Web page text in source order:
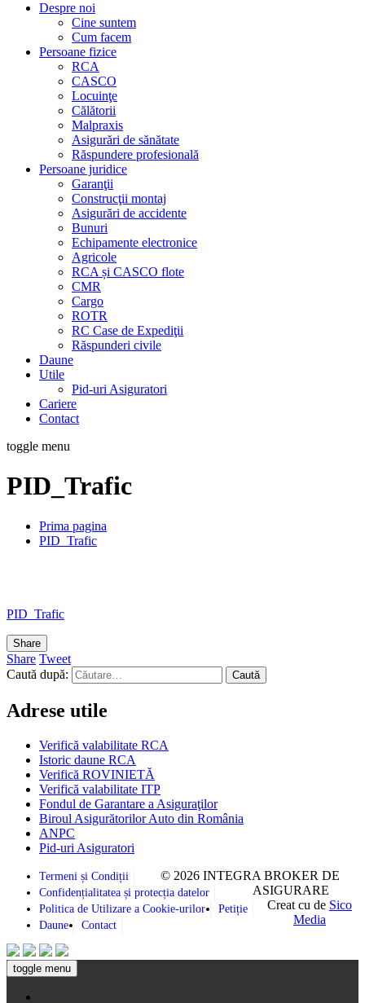
Despre noi
Cine suntem
Cum facem
Persoane fizice
RCA
CASCO
Locuinţe
Călătorii
Malpraxis
Asigurări de sănătate
Răspundere profesională
Persoane juridice
Garanţii
Construcţii montaj
Asigurări de accidente
Bunuri
Echipamente electronice
Agricole
RCA și CASCO flote
CMR
Cargo
ROTR
RC Case de Expediţii
Răspunderi civile
Daune
Utile
Pid-uri Asiguratori
Cariere
Contact
toggle menu
PID_Trafic
Prima pagina
PID_Trafic
PID_Trafic
Share
Share Tweet
Caută după:
Adrese utile
Verifică valabilitate RCA
Istoric daune RCA
Verifică ROVINIETĂ
Verifică valabilitate ITP
Fondul de Garantare a Asiguraţilor
Biroul Asigurătorilor Auto din România
ANPC
Pid-uri Asiguratori
Termeni și Condiții
Confidențialitatea și protecția datelor
Politica de Utilizare a Cookie-urilor
Petiție
Daune
Contact
© 2026 INTEGRA BROKER DE
ASIGURARE
Creat cu de Sico
Media
toggle menu